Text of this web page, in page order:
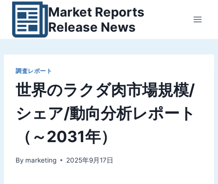
Market Reports
Release News
調査レポート
世界のラクダ肉市場規模/
シェア/動向分析レポート
（～2031年）
By marketing 2025年9月17日